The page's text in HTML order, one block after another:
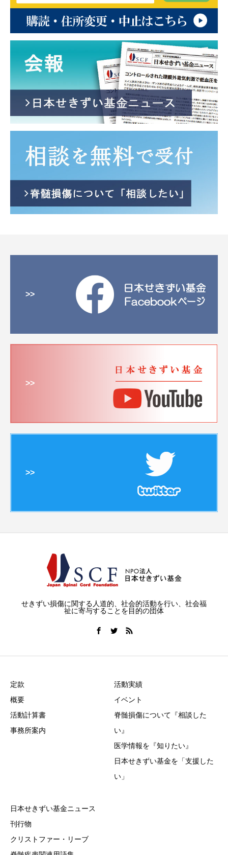
>>
>>
>>
せきずい損傷に関する人道的、社会的活動を行い、社会福
祉に寄与することを目的の団体
定款
概要
活動計算書
事務所案内
活動実績
イベント
脊髄損傷について『相談した
い』
医学情報を『知りたい』
日本せきずい基金を「支援した
い」
日本せきずい基金ニュース
刊行物
クリストファー・リーブ